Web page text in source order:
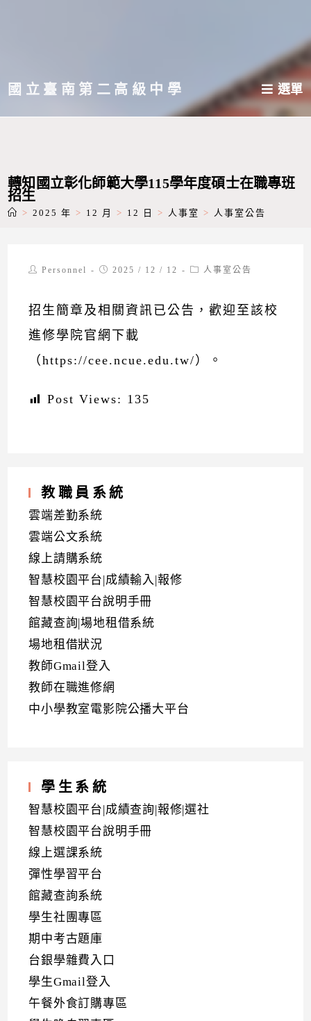
主國立臺南第二高級中學 選單
轉知國立彰化師範大學115學年度碩士在職專班
招生
> 2025 年 > 12 月 > 12 日 > 人事室 > 人事室公告
PostPersonnel
Post2025 / 12 / 12
Post人事室公告
招生簡章及相關資訊已公告，歡迎至該校
進修學院官網下載
（https://cee.ncue.edu.tw/）。
Post Views: 135
教職員系統
雲端差勤系統
雲端公文系統
線上請購系統
智慧校園平台|成績輸入|報修
智慧校園平台說明手冊
館藏查詢|場地租借系統
場地租借狀況
教師Gmail登入
教師在職進修網
中小學教室電影院公播大平台
學生系統
智慧校園平台|成績查詢|報修|選社
智慧校園平台說明手冊
線上選課系統
彈性學習平台
館藏查詢系統
學生社團專區
期中考古題庫
台銀學雜費入口
學生Gmail登入
午餐外食訂購專區